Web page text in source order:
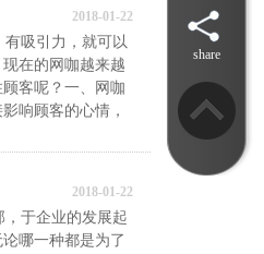
2018-01-22
吸引力，就可以
在的网咖越来越
客呢？一、网咖
响顾客的心情，
2018-01-22
于企业的发展起
哪一种都是为了
share